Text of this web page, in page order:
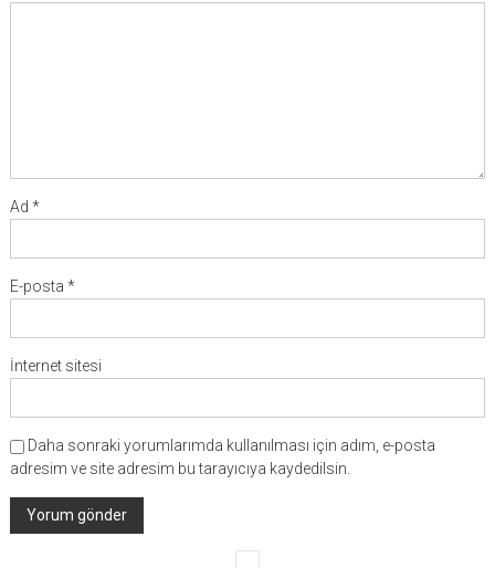
Ad *
E-posta *
İnternet sitesi
Daha sonraki yorumlarımda kullanılması için adım, e-posta
adresim ve site adresim bu tarayıcıya kaydedilsin.